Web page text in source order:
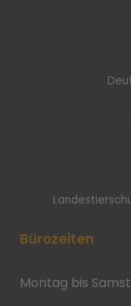
Bürozeiten
Montag bis